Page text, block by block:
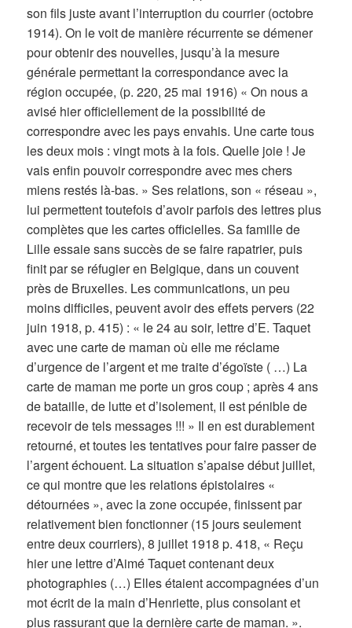
son fils juste avant l’interruption du courrier (octobre
1914). On le voit de manière récurrente se démener
pour obtenir des nouvelles, jusqu’à la mesure
générale permettant la correspondance avec la
région occupée, (p. 220, 25 mai 1916) « On nous a
avisé hier officiellement de la possibilité de
correspondre avec les pays envahis. Une carte tous
les deux mois : vingt mots à la fois. Quelle joie ! Je
vais enfin pouvoir correspondre avec mes chers
miens restés là-bas. » Ses relations, son « réseau »,
lui permettent toutefois d’avoir parfois des lettres plus
complètes que les cartes officielles. Sa famille de
Lille essaie sans succès de se faire rapatrier, puis
finit par se réfugier en Belgique, dans un couvent
près de Bruxelles. Les communications, un peu
moins difficiles, peuvent avoir des effets pervers (22
juin 1918, p. 415) : « le 24 au soir, lettre d’E. Taquet
avec une carte de maman où elle me réclame
d’urgence de l’argent et me traite d’égoïste ( …) La
carte de maman me porte un gros coup ; après 4 ans
de bataille, de lutte et d’isolement, il est pénible de
recevoir de tels messages !!! » Il en est durablement
retourné, et toutes les tentatives pour faire passer de
l’argent échouent. La situation s’apaise début juillet,
ce qui montre que les relations épistolaires «
détournées », avec la zone occupée, finissent par
relativement bien fonctionner (15 jours seulement
entre deux courriers), 8 juillet 1918 p. 418, « Reçu
hier une lettre d’Aimé Taquet contenant deux
photographies (…) Elles étaient accompagnées d’un
mot écrit de la main d’Henriette, plus consolant et
plus rassurant que la dernière carte de maman. ».